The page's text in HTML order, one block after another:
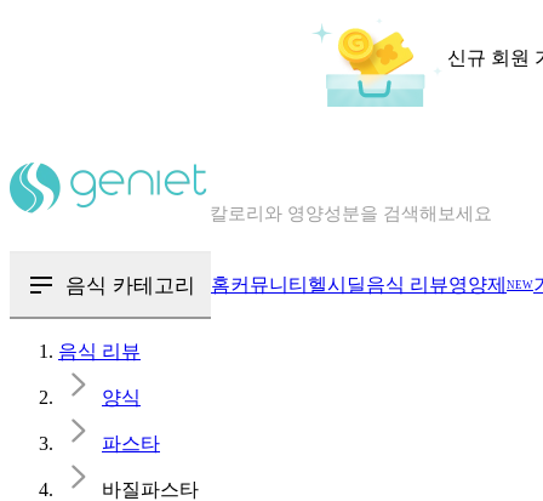
신규 회원
혈당 · 다이어트 음식 검색해보세요
음식 카테고리 홈커뮤니티 헬시딜음식 리뷰영양제 NEW
음식 리뷰
양식
파스타
바질파스타